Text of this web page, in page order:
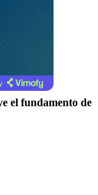
el fundamento de